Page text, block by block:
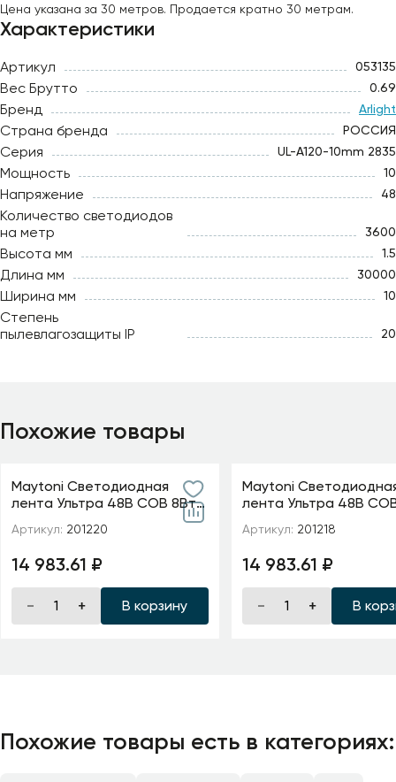
Цена указана за 30 метров. Продается кратно 30 метрам.
Характеристики
Артикул 053135
Вес Брутто 0.69
Бренд Arlight
Страна бренда РОССИЯ
Серия UL-A120-10mm 2835
Мощность 10
Напряжение 48
Количество светодиодов
на метр
3600
Высота мм 1.5
Длина мм 30000
Ширина мм 10
Степень
пылевлагозащиты IP
20
Похожие товары
Maytoni Светодиодная
лента Ультра 48В COB 8Вт/
м 4000K 20м IP 20 20D220
Артикул: 201220
14 983.61 ₽
В корзину
Maytoni
лента Ультра 48В
Артикул: 201218
14 983.61 ₽
В
Похожие товары есть в категориях: